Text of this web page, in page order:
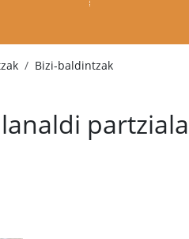
Bizi-baldintzak